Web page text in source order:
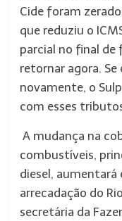
Cide foram
que reduziu o
parcial no final de
retornar agora.
novamente, o
com esses
A mudança na
combustíveis,
diesel, aumentará
arrecadação do
secretária da